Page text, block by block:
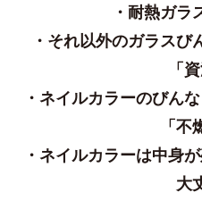
・耐熱ガラ
・それ以外のガラスび
「
・ネイルカラーのびん
「不
・ネイルカラーは中身
大